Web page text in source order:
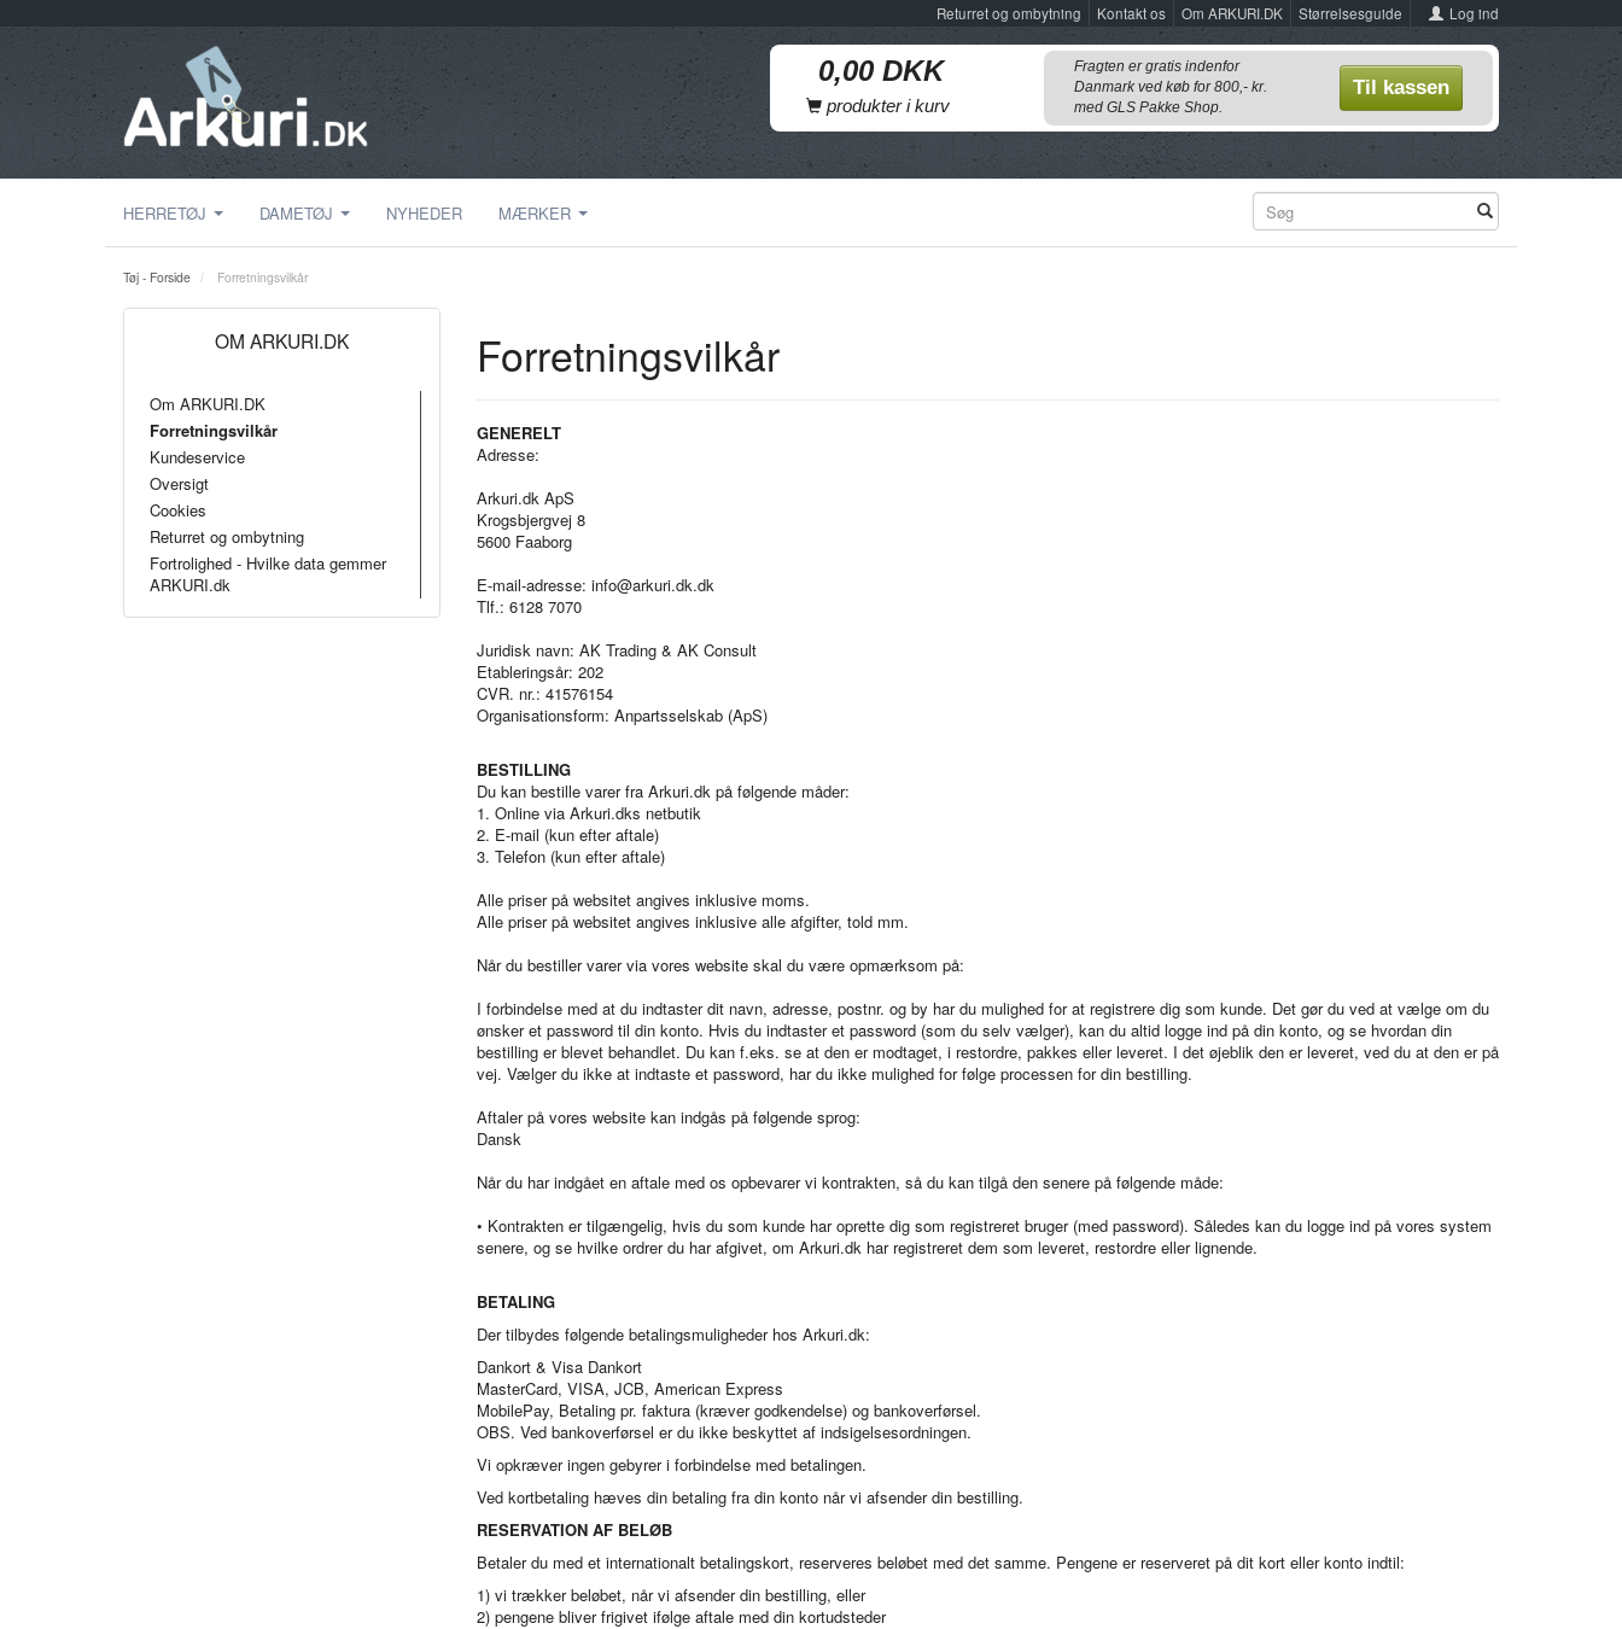
Log ind
Størrelsesguide
Om ARKURI.DK
Kontakt os
Returret og ombytning
produkter i kurv
Fragten er gratis indenfor
Danmark ved køb for 800,- kr.
med GLS Pakke Shop.
Til kassen
HERRETØJ DAMETØJ NYHEDER MÆRKER
Tøj - Forside Forretningsvilkår
OM ARKURI.DK
Om ARKURI.DK
Forretningsvilkår
Kundeservice
Oversigt
Cookies
Returret og ombytning
Fortrolighed - Hvilke data gemmer
ARKURI.dk
Forretningsvilkår
GENERELT
Adresse:
Arkuri.dk ApS
Krogsbjergvej 8
5600 Faaborg
E-mail-adresse: info@arkuri.dk.dk
Tlf.: 6128 7070
Juridisk navn: AK Trading & AK Consult
Etableringsår: 202
CVR. nr.: 41576154
Organisationsform: Anpartsselskab (ApS)
BESTILLING
Du kan bestille varer fra Arkuri.dk på følgende måder:
1. Online via Arkuri.dks netbutik
2. E-mail (kun efter aftale)
3. Telefon (kun efter aftale)
Alle priser på websitet angives inklusive moms.
Alle priser på websitet angives inklusive alle afgifter, told mm.
Når du bestiller varer via vores website skal du være opmærksom på:
I forbindelse med at du indtaster dit navn, adresse, postnr. og by har du mulighed for at registrere dig som kunde. Det gør du ved at vælge om du
ønsker et password til din konto. Hvis du indtaster et password (som du selv vælger), kan du altid logge ind på din konto, og se hvordan din
bestilling er blevet behandlet. Du kan f.eks. se at den er modtaget, i restordre, pakkes eller leveret. I det øjeblik den er leveret, ved du at den er på
vej. Vælger du ikke at indtaste et password, har du ikke mulighed for følge processen for din bestilling.
Aftaler på vores website kan indgås på følgende sprog:
Dansk
Når du har indgået en aftale med os opbevarer vi kontrakten, så du kan tilgå den senere på følgende måde:
• Kontrakten er tilgængelig, hvis du som kunde har oprette dig som registreret bruger (med password). Således kan du logge ind på vores system
senere, og se hvilke ordrer du har afgivet, om Arkuri.dk har registreret dem som leveret, restordre eller lignende.
BETALING
Der tilbydes følgende betalingsmuligheder hos Arkuri.dk:
Dankort & Visa Dankort
MasterCard, VISA, JCB, American Express
MobilePay, Betaling pr. faktura (kræver godkendelse) og bankoverførsel.
OBS. Ved bankoverførsel er du ikke beskyttet af indsigelsesordningen.
Vi opkræver ingen gebyrer i forbindelse med betalingen.
Ved kortbetaling hæves din betaling fra din konto når vi afsender din bestilling.
RESERVATION AF BELØB
Betaler du med et internationalt betalingskort, reserveres beløbet med det samme. Pengene er reserveret på dit kort eller konto indtil:
1) vi trækker beløbet, når vi afsender din bestilling, eller
2) pengene bliver frigivet ifølge aftale med din kortudsteder